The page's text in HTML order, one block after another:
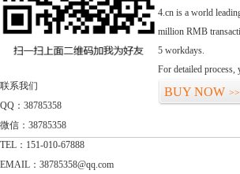
联系我们
QQ：38785358
微信：38785358
TEL：151-010-67888
EMAIL：38785358@qq.com
4.cn is a world
million RMB
5 workdays.
For detailed process,
BUY NOW >>